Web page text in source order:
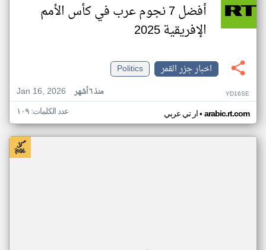
أفضل 7 نجوم عرب في كأس الأمم
الإفريقية 2025
اخبار جزر القمر
Politics
Jan 16, 2026
منذ ٦ أشهر YD16SE
ار تي عربي• arabic.rt.com عدد الكلمات: ١٠٩